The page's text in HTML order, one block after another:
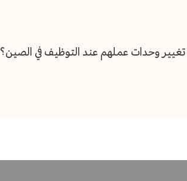
تغيير وحدات عملهم عند التوظيف في الصين؟